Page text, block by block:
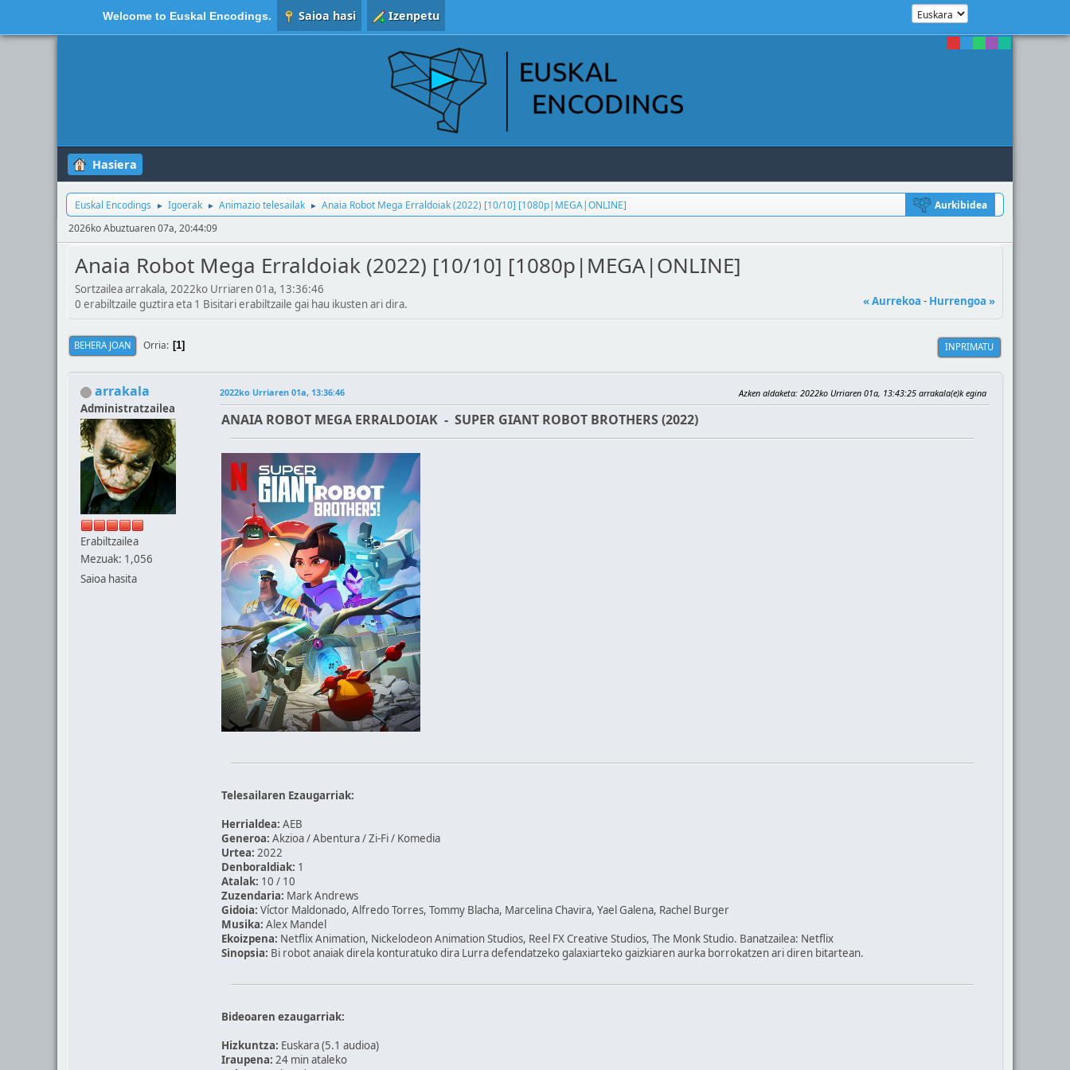
Welcome to Euskal Encodings. Saioa hasi Izenpetu
Hasiera
Euskal Encodings ► Igoerak ► Animazio telesailak ► Anaia Robot Mega Erraldoiak (2022) [10/10] [1080p|MEGA|ONLINE]
Aurkibidea
2026ko Abuztuaren 07a, 20:44:09
Anaia Robot Mega Erraldoiak (2022) [10/10] [1080p|MEGA|ONLINE]
Sortzailea arrakala, 2022ko Urriaren 01a, 13:36:46
« Aurrekoa - Hurrengoa »
0 erabiltzaile guztira eta 1 Bisitari erabiltzaile gai hau ikusten ari dira.
INPRIMATU
BEHERA JOAN Orria 1
arrakala
Administratzailea
Erabiltzailea
Mezuak: 1,056
Saioa hasita
2022ko Urriaren 01a, 13:36:46 Azken aldaketa: 2022ko Urriaren 01a, 13:43:25 arrakala(e)k egina
ANAIA ROBOT MEGA ERRALDOIAK - SUPER GIANT ROBOT BROTHERS (2022)
Telesailaren Ezaugarriak:
Herrialdea: AEB
Generoa: Akzioa / Abentura / Zi-Fi / Komedia
Urtea: 2022
Denboraldiak: 1
Atalak: 10 / 10
Zuzendaria: Mark Andrews
Gidoia: Víctor Maldonado, Alfredo Torres, Tommy Blacha, Marcelina Chavira, Yael Galena, Rachel Burger
Musika: Alex Mandel
Ekoizpena: Netflix Animation, Nickelodeon Animation Studios, Reel FX Creative Studios, The Monk Studio. Banatzailea: Netflix
Sinopsia: Bi robot anaiak direla konturatuko dira Lurra defendatzeko galaxiarteko gaizkiaren aurka borrokatzen ari diren bitartean.
Bideoaren ezaugarriak:
Hizkuntza: Euskara (5.1 audioa)
Iraupena: 24 min ataleko